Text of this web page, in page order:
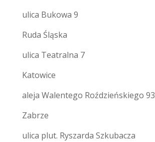
ulica Bukowa 9
Ruda Śląska
ulica Teatralna 7
Katowice
aleja Walentego Roździeńskiego 93
Zabrze
ulica plut. Ryszarda Szkubacza